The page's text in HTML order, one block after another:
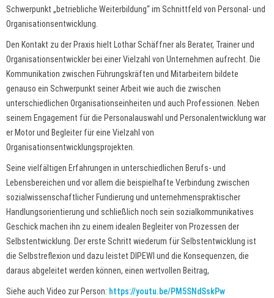
Schwerpunkt „betriebliche Weiterbildung“ im Schnittfeld von Personal- und
Organisationsentwicklung.
Den Kontakt zu der Praxis hielt Lothar Schäffner als Berater, Trainer und
Organisationsentwickler bei einer Vielzahl von Unternehmen aufrecht. Die
Kommunikation zwischen Führungskräften und Mitarbeitern bildete
genauso ein Schwerpunkt seiner Arbeit wie auch die zwischen
unterschiedlichen Organisationseinheiten und auch Professionen. Neben
seinem Engagement für die Personalauswahl und Personalentwicklung war
er Motor und Begleiter für eine Vielzahl von
Organisationsentwicklungsprojekten.
Seine vielfältigen Erfahrungen in unterschiedlichen Berufs- und
Lebensbereichen und vor allem die beispielhafte Verbindung zwischen
sozialwissenschaftlicher Fundierung und unternehmenspraktischer
Handlungsorientierung und schließlich noch sein sozialkommunikatives
Geschick machen ihn zu einem idealen Begleiter von Prozessen der
Selbstentwicklung. Der erste Schritt wiederum für Selbstentwicklung ist
die Selbstreflexion und dazu leistet DIPEWI und die Konsequenzen, die
daraus abgeleitet werden können, einen wertvollen Beitrag,
Siehe auch Video zur Person: https://youtu.be/PM5SNdSskPw